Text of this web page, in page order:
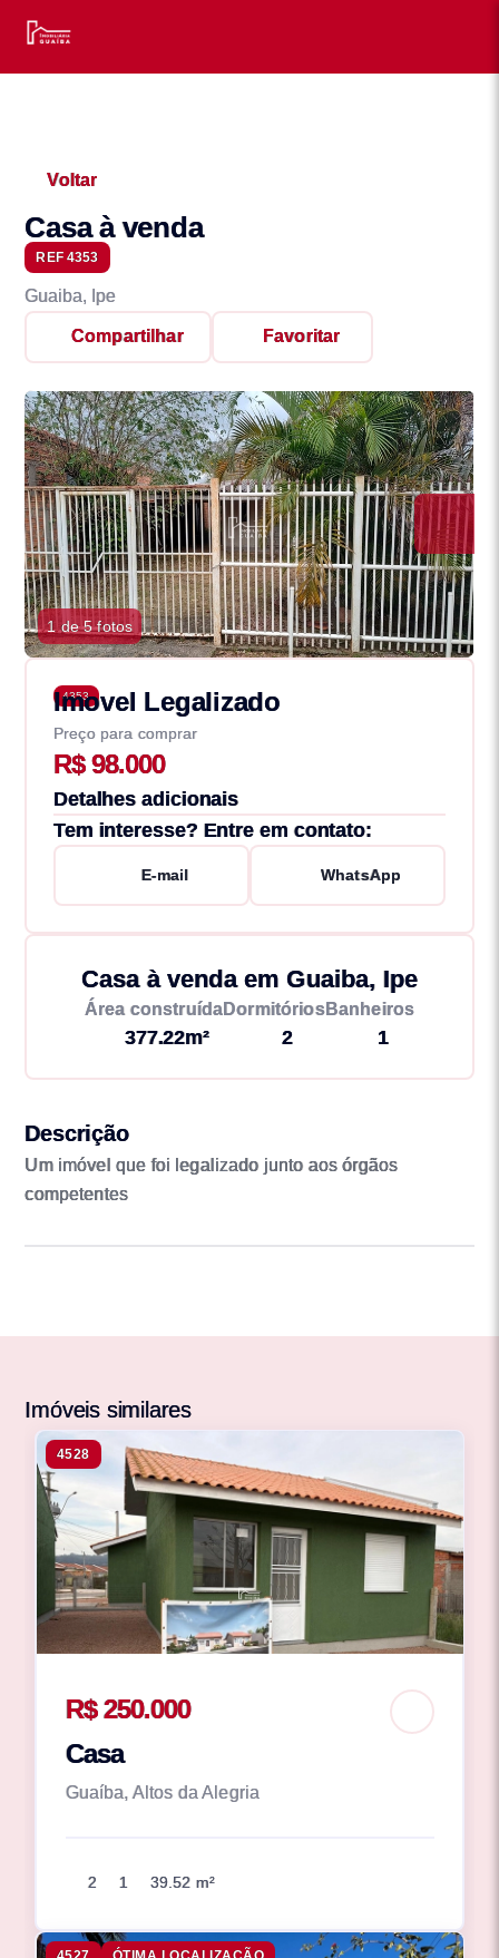
Voltar
Casa à venda
REF 4353
Guaiba, Ipe
Compartilhar Favoritar
1 de 5 fotos
4353
Imovel Legalizado
Preço para comprar
R$ 98.000
Detalhes adicionais
Tem interesse? Entre em contato:
E-mail WhatsApp
Casa à venda em Guaiba, Ipe
Área construída
377.22m²
Dormitórios
2
Banheiros
1
Descrição
Um imóvel que foi legalizado junto aos órgãos
competentes
Imóveis similares
4528
R$ 250.000
Casa
Guaíba, Altos da Alegria
2 1 39.52 m²